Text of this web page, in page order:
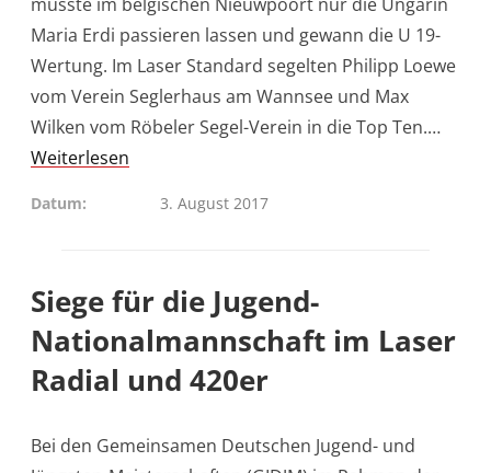
Maria Erdi passieren lassen und gewann die U 19-
Wertung. Im Laser Standard segelten Philipp Loewe
vom Verein Seglerhaus am Wannsee und Max
Wilken vom Röbeler Segel-Verein in die Top Ten.…
Weiterlesen
Datum 3. August 2017
Siege für die Jugend-
Nationalmannschaft im Laser
Radial und 420er
Bei den Gemeinsamen Deutschen Jugend- und